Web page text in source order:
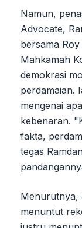
Namun,
Advocate,
bersama
Mahkamah
demokrasi
perdamaian.
mengenai
kebenaran.
fakta,
tegas
Menurutnya,
menuntut